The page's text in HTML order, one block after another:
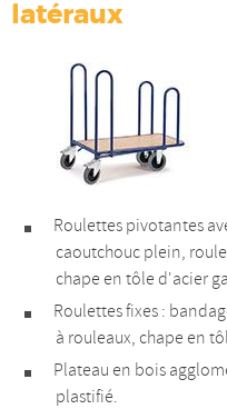
latéraux
Roulettes pivotantes
caoutchouc plein,
chape en tôle d'acier
Roulettes fixes :
à rouleaux, chape en
Plateau en bois
plastifié.